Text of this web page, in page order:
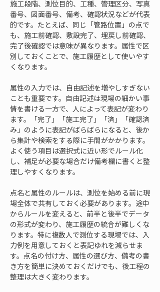
施工段階、測位目的、工種、管理区分、写真
番号、図面番号、備考、確認状況などが代表
的です。たとえば、同じ「管路位置」の点で
も、施工前確認、敷設完了、埋戻し前確認、
完了後確認では意味が異なります。属性で区
別しておくことで、施工履歴として使いやす
くなります。
属性の入力では、自由記述を増やしすぎない
ことも重要です。自由記述は現場の細かい事
情を書ける一方で、人によって表記が変わり
ます。「完了」「施工完了」「済」「確認済
み」のように表記がばらばらになると、後か
ら集計や検索をする際に手間がかかります。
よく使う項目は選択式に近い形でルール化
し、補足が必要な場合だけ備考欄に書くと整
理しやすくなります。
点名と属性のルールは、測位を始める前に現
場全体で共有しておく必要があります。途中
からルールを変えると、前半と後半でデータ
の形式が変わり、施工履歴の統合が難しくな
ります。特に複数人で測位する現場では、入
力例を用意しておくと表記ゆれを減らせま
す。点名の付け方、属性の選び方、備考の書
き方を簡単に決めておくだけでも、後工程の
整理は大きく変わります。